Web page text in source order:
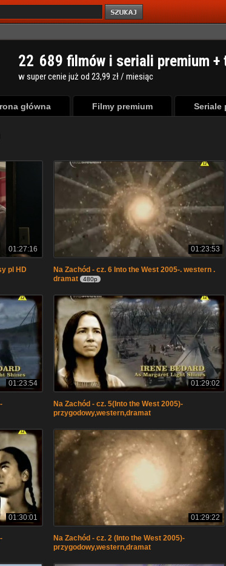
22 689 filmów i seriali premium +
w super cenie już od 23,99 zł / miesiąc
główna Filmy premium Seriale
01:27:16
pl HD
01:23:53
Na Zachód - cz. 6 Into the West 2005-. western .
dramat
480p
01:23:54 01:29:02
Na Zachód - cz. 5(Into the West 2005)-
przygodowy,western,dramat
01:30:01 01:29:22
Na Zachód - cz. 2 (Into the West 2005)-
przygodowy,western,dramat